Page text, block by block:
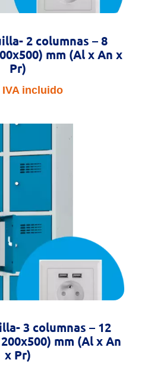
2 columnas – 8
mm (Al x An x
Pr)
IVA incluido
3 columnas – 12
mm (Al x An
x Pr)